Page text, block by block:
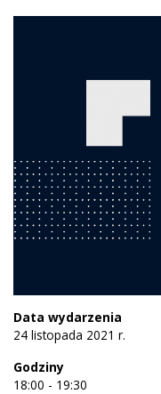
Data wydarzenia
24 listopada 2021 r.
Godziny
18:00 - 19:30